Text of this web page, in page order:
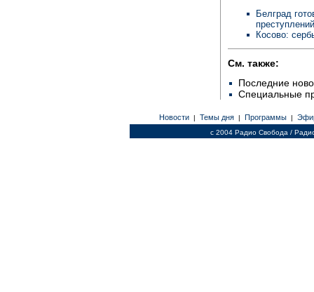
Белград
Косово:
См. также:
Последние
Специальные
Новости | Темы дня | Программы |
c 2004 Радио Свобода /